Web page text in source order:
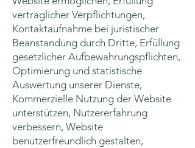
vertraglicher Verpflichtungen,
Kontaktaufnahme bei juristischer
Beanstandung durch Dritte, Erfüllung
gesetzlicher Aufbewahrungspflichten,
Optimierung und statistische
Auswertung unserer Dienste,
Kommerzielle Nutzung der Website
unterstützen, Nutzererfahrung
verbessern, Website
benutzerfreundlich gestalten,